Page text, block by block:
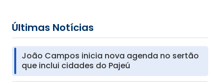
Últimas Notícias
João Campos inicia nova agenda no sertão
que inclui cidades do Pajeú